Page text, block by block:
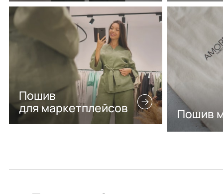
Пошив
для маркетплейсов Пошив